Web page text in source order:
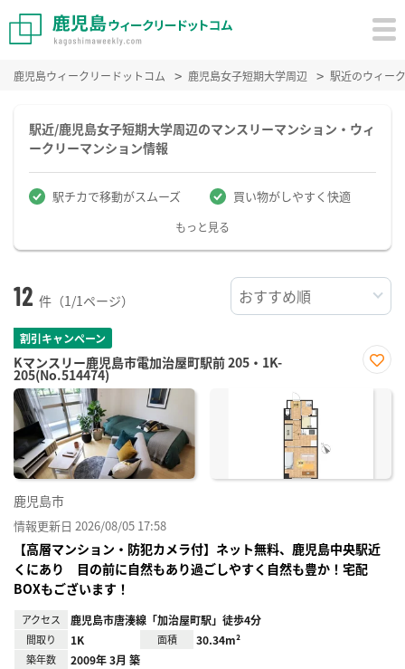
鹿児島ウィークリードットコム 鹿児島女子短期大学周辺 駅近のウィー
駅近/鹿児島女子短期大学周辺のマンスリーマンション・ウィ
ークリーマンション情報
駅チカで移動がスムーズ 買い物がしやすく快適
もっと見る
12 件（1/1ページ）
割引キャンペーン
Kマンスリー鹿児島市電加治屋町駅前 205・1K-
205(No.514474)
に入
鹿児島市
情報更新日 2026/08/05 17:58
【高層マンション・防犯カメラ付】ネット無料、鹿児島中央駅近
くにあり 目の前に自然もあり過ごしやすく自然も豊か！宅配
BOXもございます！
アクセス 鹿児島市唐湊線「加治屋町駅」徒歩4分
間取り 1K 面積 30.34m²
築年数 2009年 3月 築